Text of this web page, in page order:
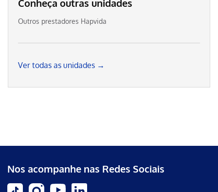
Conheça outras unidades
Outros prestadores Hapvida
Ver todas as unidades →
Nos acompanhe nas Redes Sociais